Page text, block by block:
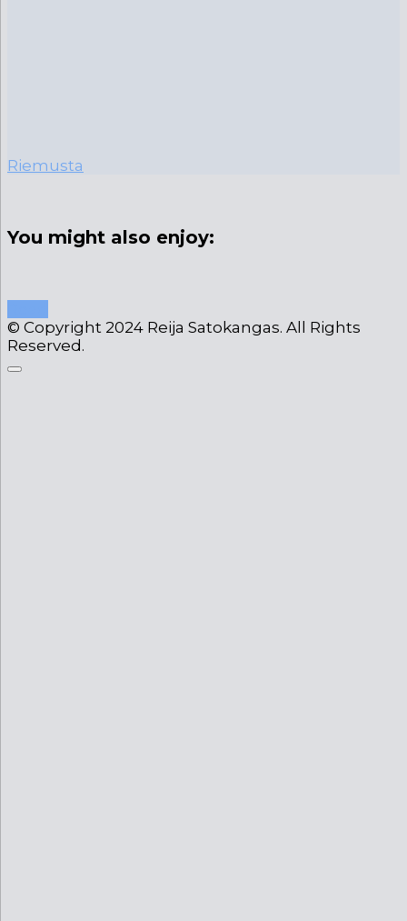
Riemusta
You might also enjoy:
© Copyright 2024 Reija Satokangas. All Rights
Reserved.